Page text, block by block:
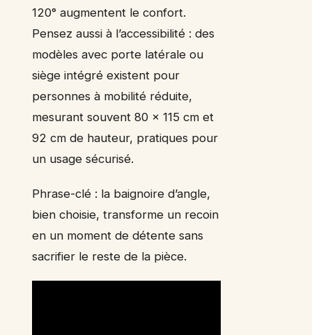
120° augmentent le confort.
Pensez aussi à l’accessibilité : des
modèles avec porte latérale ou
siège intégré existent pour
personnes à mobilité réduite,
mesurant souvent 80 x 115 cm et
92 cm de hauteur, pratiques pour
un usage sécurisé.
Phrase-clé : la baignoire d’angle,
bien choisie, transforme un recoin
en un moment de détente sans
sacrifier le reste de la pièce.